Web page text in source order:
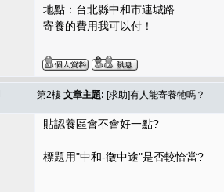
地點：台北縣中和市連城路
寄養的費用我可以付！
第2樓 文章主題: [求助]有人能寄養牠嗎？
貼認養區會不會好一點?
標題用"中和-徵中途"是否較恰當?